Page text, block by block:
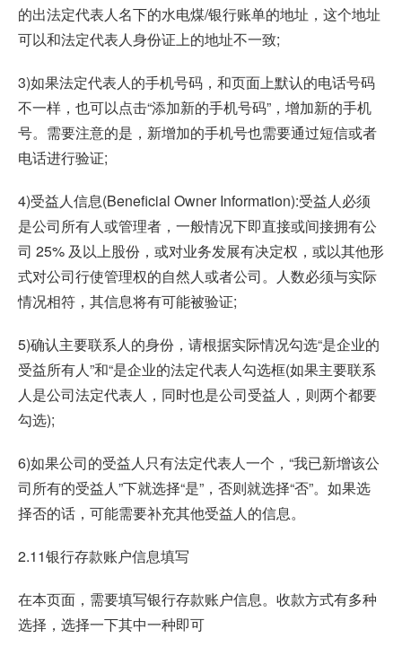
的出法定代表人名下的水电煤/银行账单的地址，这个地址
可以和法定代表人身份证上的地址不一致;
3)如果法定代表人的手机号码，和页面上默认的电话号码
不一样，也可以点击“添加新的手机号码”，增加新的手机
号。需要注意的是，新增加的手机号也需要通过短信或者
电话进行验证;
4)受益人信息(Beneficial Owner Information):受益人必须
是公司所有人或管理者，一般情况下即直接或间接拥有公
司 25% 及以上股份，或对业务发展有决定权，或以其他形
式对公司行使管理权的自然人或者公司。人数必须与实际
情况相符，其信息将有可能被验证;
5)确认主要联系人的身份，请根据实际情况勾选“是企业的
受益所有人”和“是企业的法定代表人勾选框(如果主要联系
人是公司法定代表人，同时也是公司受益人，则两个都要
勾选);
6)如果公司的受益人只有法定代表人一个，“我已新增该公
司所有的受益人”下就选择“是”，否则就选择“否”。如果选
择否的话，可能需要补充其他受益人的信息。
2.11银行存款账户信息填写
在本页面，需要填写银行存款账户信息。收款方式有多种
选择，选择一下其中一种即可